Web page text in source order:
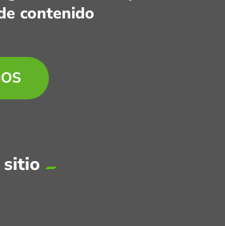
contenido
sitio